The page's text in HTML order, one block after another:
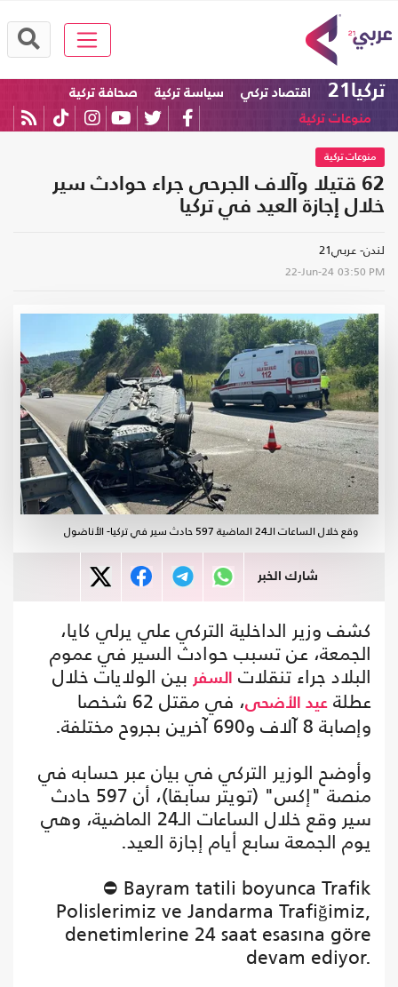
تركيا21 اقتصاد تركي سياسة تركية
صحافة تركية
منوعات تركية
منوعات تركية
62 قتيلا وآلاف الجرحى جراء حوادث سير
خلال إجازة العيد في تركيا
لندن- عربي21
22-Jun-24 03:50 PM
وقع خلال الساعات الـ24 الماضية 597 حادث سير في تركيا- الأناضول
شارك الخبر
كشف وزير الداخلية التركي علي يرلي كايا،
الجمعة، عن تسبب حوادث السير في عموم
البلاد جراء تنقلات السفر بين الولايات خلال
عطلة عيد الأضحى
، في مقتل 62 شخصا
وإصابة 8 آلاف و690 آخرين بجروح مختلفة.
وأوضح الوزير التركي في بيان عبر حسابه في
منصة "إكس" (تويتر سابقا)، أن 597 حادث
سير وقع خلال الساعات الـ24 الماضية، وهي
يوم الجمعة سابع أيام إجازة العيد.
⛔️ Bayram tatili boyunca Trafik
Polislerimiz ve Jandarma Trafiğimiz,
denetimlerine 24 saat esasına göre
devam ediyor.